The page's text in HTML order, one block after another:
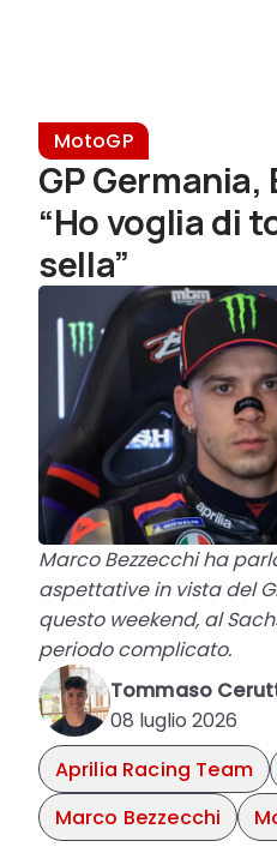
MotoGP
GP Germania,
“Ho voglia di
sella”
Marco Bezzecchi ha
aspettative in vista del
questo weekend, al
periodo complicato.
Tommaso
08 luglio 2026
Aprilia Racing Team
Marco Bezzecchi